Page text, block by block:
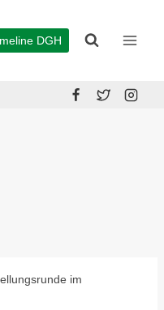
DGH
im